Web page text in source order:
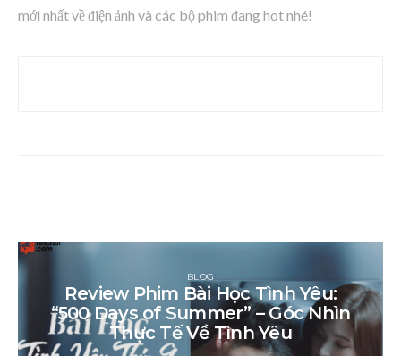
mới nhất về điện ảnh và các bộ phim đang hot nhé!
BLOG
Review Phim Bài Học Tình Yêu:
“500 Days of Summer” – Góc Nhìn
Thực Tế Về Tình Yêu